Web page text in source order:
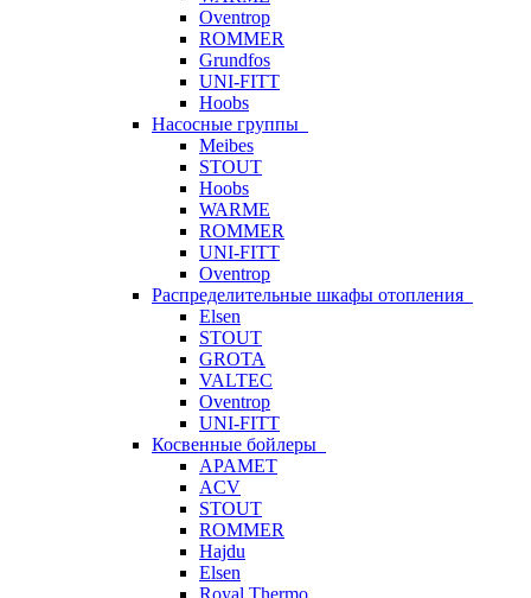
Oventrop
ROMMER
Grundfos
UNI-FITT
Hoobs
Насосные группы
Meibes
STOUT
Hoobs
WARME
ROMMER
UNI-FITT
Oventrop
Распределительные шкафы отопления
Elsen
STOUT
GROTA
VALTEC
Oventrop
UNI-FITT
Косвенные бойлеры
APAMET
ACV
STOUT
ROMMER
Hajdu
Elsen
Royal Thermo